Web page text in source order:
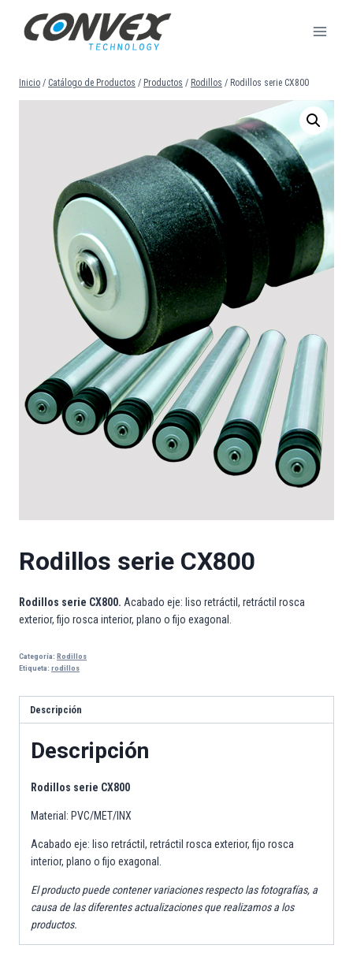
contenido
Inicio / Catálogo de Productos / Productos / Rodillos / Rodillos serie CX800
Rodillos serie CX800
Rodillos serie CX800. Acabado eje: liso retráctil, retráctil rosca
exterior, fijo rosca interior, plano o fijo exagonal.
Categoría: Rodillos
Etiqueta: rodillos
Descripción
Descripción
Rodillos serie CX800
Material: PVC/MET/INX
Acabado eje: liso retráctil, retráctil rosca exterior, fijo rosca
interior, plano o fijo exagonal.
El producto puede contener variaciones respecto las fotografías, a
causa de las diferentes actualizaciones que realizamos a los
productos.